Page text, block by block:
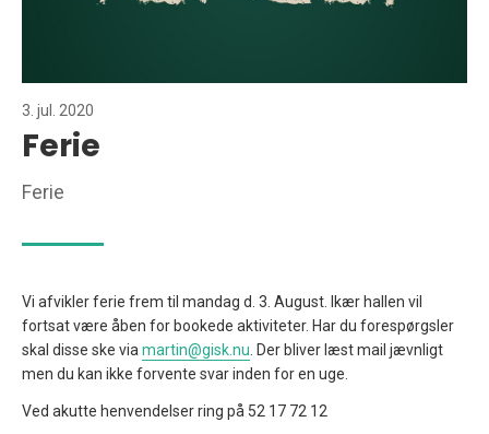
3. jul. 2020
Ferie
Ferie
Vi afvikler ferie frem til mandag d. 3. August. Ikær hallen vil
fortsat være åben for bookede aktiviteter. Har du forespørgsler
skal disse ske via martin@gisk.nu . Der bliver læst mail jævnligt
men du kan ikke forvente svar inden for en uge.
Ved akutte henvendelser ring på 52 17 72 12